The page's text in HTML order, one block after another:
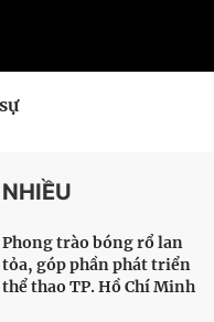
Phong trào bóng rổ lan
tỏa, góp phần phát triển
thể thao TP. Hồ Chí Minh